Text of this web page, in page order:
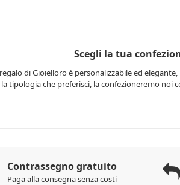
Scegli la tua
di Gioielloro è personalizzabile ed
la tipologia che preferisci, la confezioneremo noi
Contrassegno gratuito
Paga alla consegna senza costi